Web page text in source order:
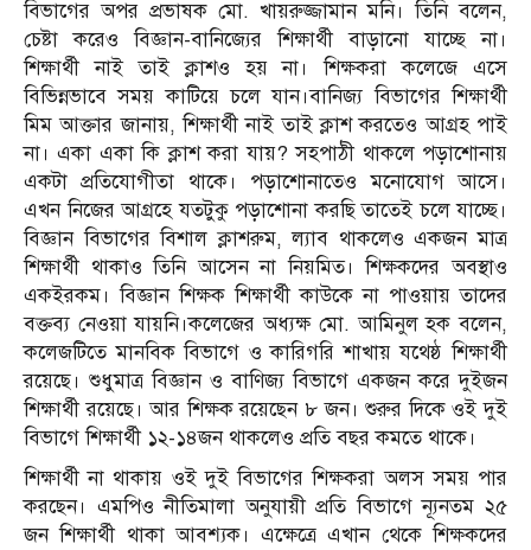
বিভাগের অপর প্রভাষক মো. খায়রুজ্জামান মনি। তিনি বলেন,
চেষ্টা করেও বিজ্ঞান-বানিজ্যের শিক্ষার্থী বাড়ানো যাচ্ছে না।
শিক্ষার্থী নাই তাই ক্লাশও হয় না। শিক্ষকরা কলেজে এসে
বিভিন্নভাবে সময় কাটিয়ে চলে যান।বানিজ্য বিভাগের শিক্ষার্থী
মিম আক্তার জানায়, শিক্ষার্থী নাই তাই ক্লাশ করতেও আগ্রহ পাই
না। একা একা কি ক্লাশ করা যায়? সহপাঠী থাকলে পড়াশোনায়
একটা প্রতিযোগীতা থাকে। পড়াশোনাতেও মনোযোগ আসে।
এখন নিজের আগ্রহে যতটুকু পড়াশোনা করছি তাতেই চলে যাচ্ছে।
বিজ্ঞান বিভাগের বিশাল ক্লাশরুম, ল্যাব থাকলেও একজন মাত্র
শিক্ষার্থী থাকাও তিনি আসেন না নিয়মিত। শিক্ষকদের অবস্থাও
একইরকম। বিজ্ঞান শিক্ষক শিক্ষার্থী কাউকে না পাওয়ায় তাদের
বক্তব্য নেওয়া যায়নি।কলেজের অধ্যক্ষ মো. আমিনুল হক বলেন,
কলেজটিতে মানবিক বিভাগে ও কারিগরি শাখায় যথেষ্ঠ শিক্ষার্থী
রয়েছে। শুধুমাত্র বিজ্ঞান ও বাণিজ্য বিভাগে একজন করে দুইজন
শিক্ষার্থী রয়েছে। আর শিক্ষক রয়েছেন ৮ জন। শুরুর দিকে ওই দুই
বিভাগে শিক্ষার্থী ১২-১৪জন থাকলেও প্রতি বছর কমতে থাকে।
শিক্ষার্থী না থাকায় ওই দুই বিভাগের শিক্ষকরা অলস সময় পার
করছেন। এমপিও নীতিমালা অনুযায়ী প্রতি বিভাগে ন্যূনতম ২৫
জন শিক্ষার্থী থাকা আবশ্যক। এক্ষেত্রে এখান থেকে শিক্ষকদের